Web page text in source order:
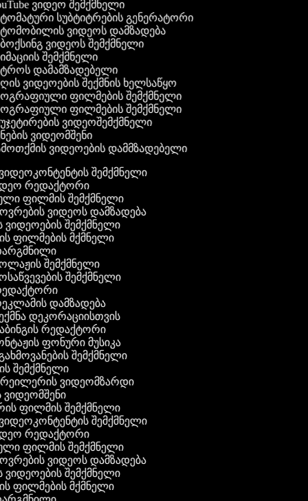
ვიდეო შემქმნელი
სუბტიტრების გენერატორი
ვიდეოს დამზადება
ვიდეოს შემქმნელი
შემქმნელი
დამამზადებელი
ვიდეოების შექმნის ხელსაწყო
ფილმების შემქმნელი
ფილმების შემქმნელი
ვიდეოშემქმნელი
ვიდეომშენი
ვიდეოების დამმზადებელი
ვიდეოკონტენტის შემქმნელი
რედაქტორი
ფილმის შემქმნელი
ვიდეოს დამზადება
ვიდეოების შემქმნელი
ფილმების მქმნელი
შემქმნელი
შემქმნელი
დამზადება
დეკორაციისთვის
რედაქტორი
ფონური მუსიკა
შემქმნელი
შემქმნელი
ვიდეომზარდი
ვიდეომშენი
ფილმის შემქმნელი
ვიდეოკონტენტის შემქმნელი
რედაქტორი
ფილმის შემქმნელი
ვიდეოს დამზადება
ვიდეოების შემქმნელი
ფილმების მქმნელი